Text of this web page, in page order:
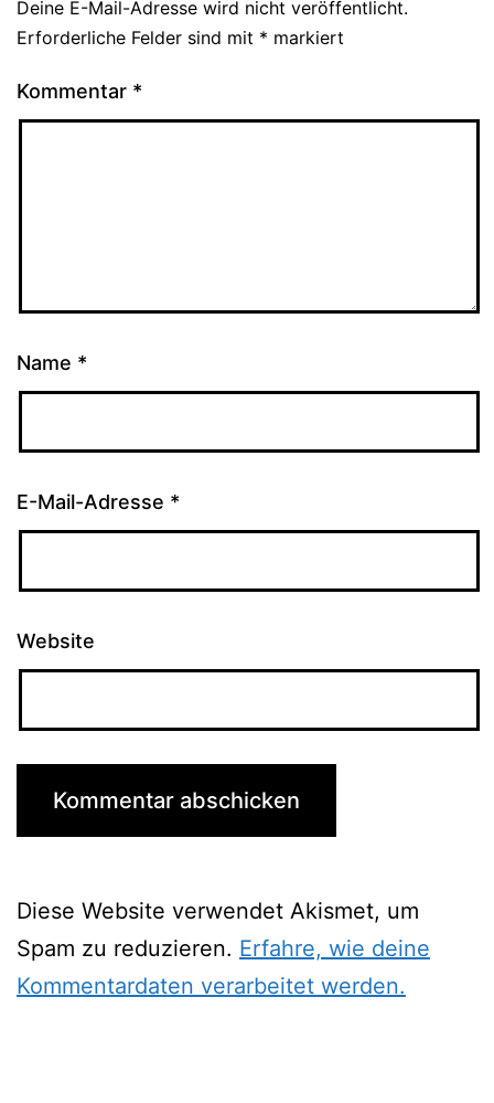
Deine E-Mail-Adresse wird nicht veröffentlicht.
Erforderliche Felder sind mit * markiert
Kommentar *
Name *
E-Mail-Adresse *
Website
Diese Website verwendet Akismet, um
Spam zu reduzieren. Erfahre, wie deine
Kommentardaten verarbeitet werden.